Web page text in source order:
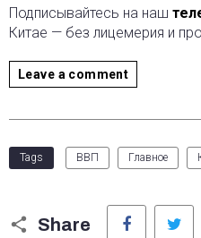
Подписывайтесь на наш
Китае — без лицемерия и
Leave a comment
Tags ВВП Главное
Share
Facebook